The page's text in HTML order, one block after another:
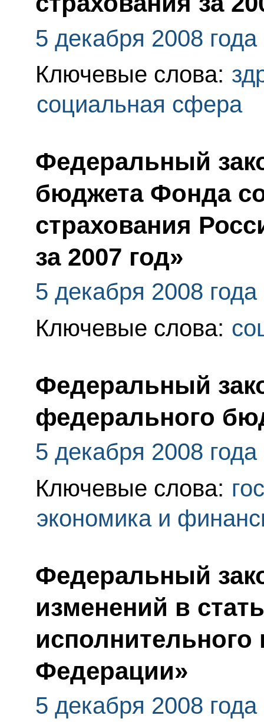
5 декабря 2008 года
Ключевые слова:
социальная сфера
Федеральный
бюджета Фонда
страхования
за 2007 год»
5 декабря 2008 года
Ключевые слова:
Федеральный
федерального
5 декабря 2008 года
Ключевые слова:
экономика и
Федеральный
изменений в
исполнительного
Федерации»
5 декабря 2008 года